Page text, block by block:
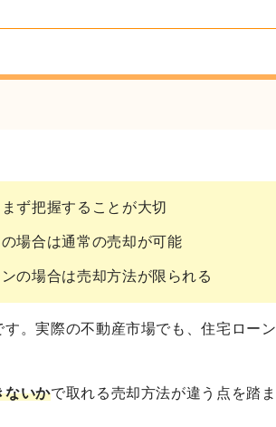
ず把握することが大切
場合は通常の売却が可能
の場合は売却方法が限られる
す。実際の不動産市場でも、住宅ローン
ないかで取れる売却方法が違う点を踏ま